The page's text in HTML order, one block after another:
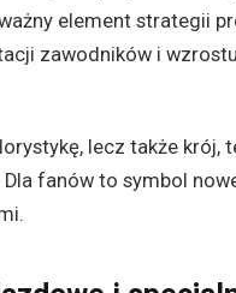
element strategii
zawodników i
lecz także krój,
fanów to symbol